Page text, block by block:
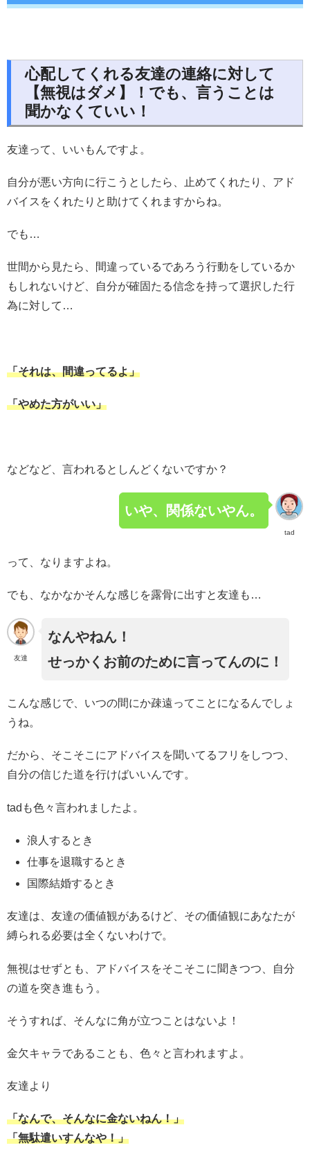
心配してくれる友達の連絡に対して
【無視はダメ】！でも、言うことは
聞かなくていい！
友達って、いいもんですよ。
自分が悪い方向に行こうとしたら、止めてくれたり、アド
バイスをくれたりと助けてくれますからね。
でも…
世間から見たら、間違っているであろう行動をしているか
もしれないけど、自分が確固たる信念を持って選択した行
為に対して…
「それは、間違ってるよ」
「やめた方がいい」
などなど、言われるとしんどくないですか？
tad
いや、関係ないやん。
って、なりますよね。
でも、なかなかそんな感じを露骨に出すと友達も…
友達
なんやねん！
せっかくお前のために言ってんのに！
こんな感じで、いつの間にか疎遠ってことになるんでしょ
うね。
だから、そこそこにアドバイスを聞いてるフリをしつつ、
自分の信じた道を行けばいいんです。
tadも色々言われましたよ。
浪人するとき
仕事を退職するとき
国際結婚するとき
友達は、友達の価値観があるけど、その価値観にあなたが
縛られる必要は全くないわけで。
無視はせずとも、アドバイスをそこそこに聞きつつ、自分
の道を突き進もう。
そうすれば、そんなに角が立つことはないよ！
金欠キャラであることも、色々と言われますよ。
友達より
「なんで、そんなに金ないねん！」
「無駄遣いすんなや！」